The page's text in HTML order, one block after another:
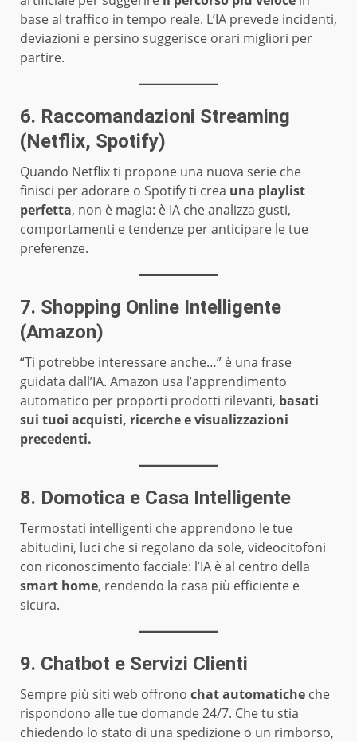
base al traffico in tempo reale. L’IA prevede incidenti,
deviazioni e persino suggerisce orari migliori per
partire.
6. Raccomandazioni Streaming
(Netflix, Spotify)
Quando Netflix ti propone una nuova serie che
finisci per adorare o Spotify ti crea una playlist
perfetta, non è magia: è IA che analizza gusti,
comportamenti e tendenze per anticipare le tue
preferenze.
7. Shopping Online Intelligente
(Amazon)
“Ti potrebbe interessare anche…” è una frase
guidata dall’IA. Amazon usa l’apprendimento
automatico per proporti prodotti rilevanti, basati
sui tuoi acquisti, ricerche e visualizzazioni
precedenti.
8. Domotica e Casa Intelligente
Termostati intelligenti che apprendono le tue
abitudini, luci che si regolano da sole, videocitofoni
con riconoscimento facciale: l’IA è al centro della
smart home, rendendo la casa più efficiente e
sicura.
9. Chatbot e Servizi Clienti
Sempre più siti web offrono chat automatiche che
rispondono alle tue domande 24/7. Che tu stia
chiedendo lo stato di una spedizione o un rimborso,